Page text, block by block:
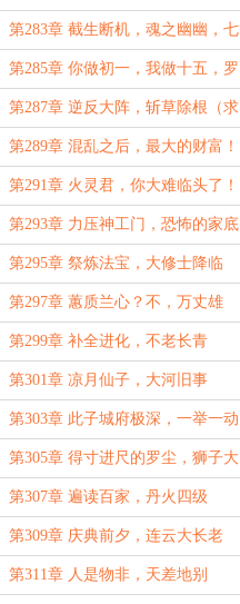
霞阵起，七彩长枪
第283章 截生断机，魂之幽幽，七
闰传薪，还阳十九
第285章 你做初一，我做十五，罗
天反攻，兵分三路！
第287章 逆反大阵，斩草除根（求
月票）
第289章 混乱之后，最大的财富！
（求月票）
第291章 火灵君，你大难临头了！
第293章 力压神工门，恐怖的家底
第295章 祭炼法宝，大修士降临
（求月票）
第297章 蕙质兰心？不，万丈雄
心！
第299章 补全进化，不老长青
第301章 凉月仙子，大河旧事
第303章 此子城府极深，一举一动
必有深意！
第305章 得寸进尺的罗尘，狮子大
开口
第307章 遍读百家，丹火四级
第309章 庆典前夕，连云大长老
第311章 人是物非，天差地别